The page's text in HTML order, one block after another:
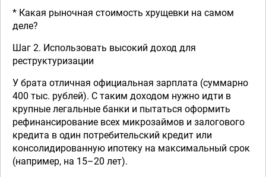
* Какая рыночная стоимость хрущевки на самом
деле?
Шаг 2. Использовать высокий доход для
реструктуризации
У брата отличная официальная зарплата (суммарно
400 тыс. рублей). С таким доходом нужно идти в
крупные легальные банки и пытаться оформить
рефинансирование всех микрозаймов и залогового
кредита в один потребительский кредит или
консолидированную ипотеку на максимальный срок
(например, на 15–20 лет).